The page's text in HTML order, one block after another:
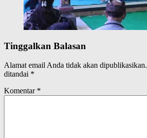
Tinggalkan Balasan
Alamat email Anda tidak akan dipublikasikan.
ditandai *
Komentar *